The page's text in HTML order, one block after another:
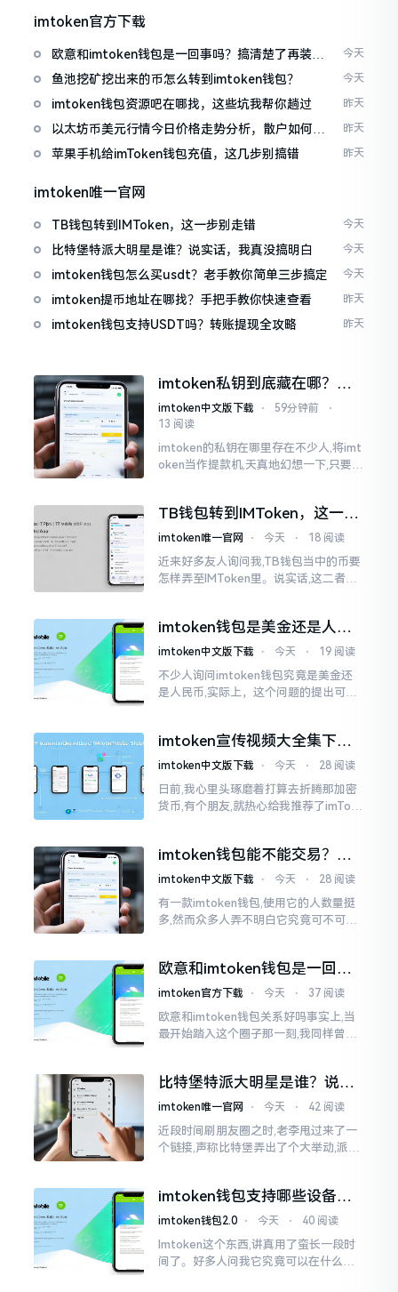
imtoken官方下载
欧意和imtoken钱包是一回事吗？搞清楚了再装钱
包
今天
鱼池挖矿挖出来的币怎么转到imtoken钱包？ 今天
imtoken钱包资源吧在哪找，这些坑我帮你趟过 昨天
以太坊币美元行情今日价格走势分析，散户如何避
免追涨杀跌被套牢
昨天
苹果手机给imToken钱包充值，这几步别搞错 昨天
imtoken唯一官网
TB钱包转到IMToken，这一步别走错 今天
比特堡特派大明星是谁？说实话，我真没搞明白 今天
imtoken钱包怎么买usdt？老手教你简单三步搞定 今天
imtoken提币地址在哪找？手把手教你快速查看 昨天
imtoken钱包支持USDT吗？转账提现全攻略 昨天
imtoken私钥到底藏在哪？别
慌，找对地方才安心
imtoken中文版下载 ⋅ 59分钟前
⋅
13 阅读
imtoken的私钥在哪里存在不少人,将imt
oken当作提款机,天真地幻想一下,只要把
TB钱包转到IMToken，这一步
别走错
imtoken唯一官网 ⋅ 今天 ⋅ 18 阅读
近来好多友人询问我,TB钱包当中的币要
怎样弄至IMToken里。说实话,这二者皆
就迷糊了
imtoken钱包是美金还是人民
币？其实它是个“多面手”
imtoken中文版下载 ⋅ 今天 ⋅ 19 阅读
不少人询问imtoken钱包究竟是美金还
是人民币,实际上，这个问题的提出可谓
一个“钱包”而已
imtoken宣传视频大全集下
载，新手看完就懂怎么用
imtoken中文版下载 ⋅ 今天 ⋅ 28 阅读
日前,我心里头琢磨着打算去折腾那加密
货币,有个朋友,就热心给我推荐了imTok
imtoken钱包能不能交易？一
文说清楚
imtoken中文版下载 ⋅ 今天 ⋅ 28 阅读
有一款imtoken钱包,使用它的人数量挺
多,然而众多人弄不明白它究竟可不可以
存钱罐与菜市场那般
欧意和imtoken钱包是一回事
吗？搞清楚了再装钱包
imtoken官方下载 ⋅ 今天 ⋅ 37 阅读
欧意和imtoken钱包关系好吗事实上,当
最开始踏入这个圈子那一刻,我同样曾因
推移才逐渐明晰
比特堡特派大明星是谁？说实
话，我真没搞明白
imtoken唯一官网 ⋅ 今天 ⋅ 42 阅读
近段时间刷朋友圈之时,老李甩过来了一
个链接,声称比特堡弄出了个大举动,派遣
磅”、“首发”、“独家”
imtoken钱包支持哪些设备？
手机电脑都能用
imtoken钱包2.0 ⋅ 今天 ⋅ 40 阅读
Imtoken这个东西,讲真用了蛮长一段时
间了。好多人问我它究竟可以在什么设